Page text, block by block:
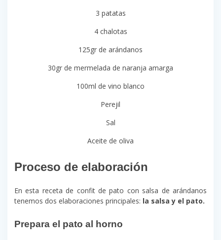
3 patatas
4 chalotas
125gr de arándanos
30gr de mermelada de naranja amarga
100ml de vino blanco
Perejil
Sal
Aceite de oliva
Proceso de elaboración
En esta receta de confit de pato con salsa de arándanos
tenemos dos elaboraciones principales: la salsa y el pato.
Prepara el pato al horno